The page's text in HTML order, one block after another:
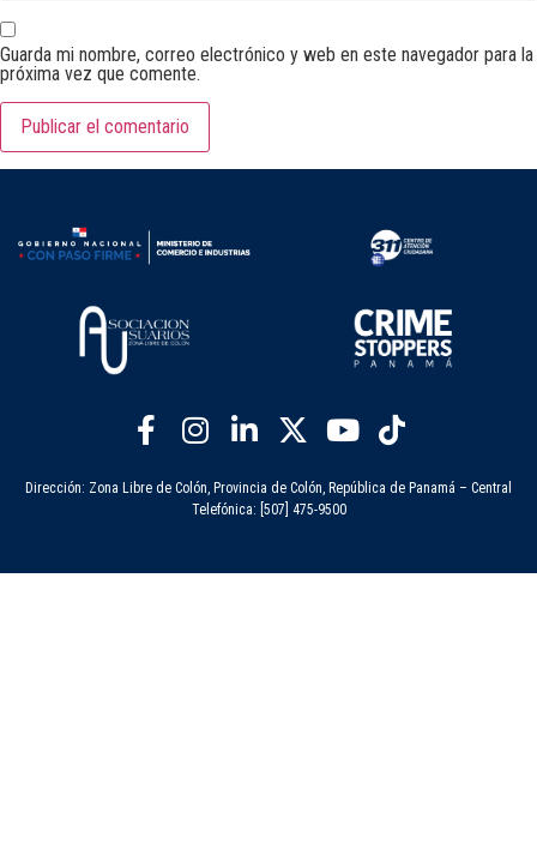
Guarda mi nombre, correo electrónico y web en este navegador para la
próxima vez que comente.
Dirección: Zona Libre de Colón, Provincia de Colón, República de Panamá – Central
Telefónica: [507] 475-9500